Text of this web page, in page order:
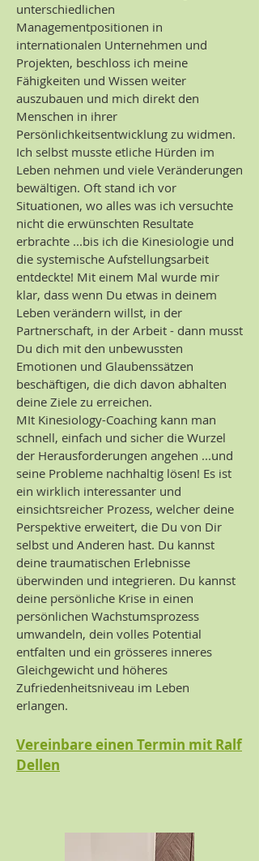
unterschiedlichen
Managementpositionen in
internationalen Unternehmen und
Projekten, beschloss ich meine
Fähigkeiten und Wissen weiter
auszubauen und mich direkt den
Menschen in ihrer
Persönlichkeitsentwicklung zu widmen.
Ich selbst musste etliche Hürden im
Leben nehmen und viele Veränderungen
bewältigen. Oft stand ich vor
Situationen, wo alles was ich versuchte
nicht die erwünschten Resultate
erbrachte ...bis ich die Kinesiologie und
die systemische Aufstellungsarbeit
entdeckte! Mit einem Mal wurde mir
klar, dass wenn Du etwas in deinem
Leben verändern willst, in der
Partnerschaft, in der Arbeit - dann musst
Du dich mit den unbewussten
Emotionen und Glaubenssätzen
beschäftigen, die dich davon abhalten
deine Ziele zu erreichen.
MIt Kinesiology-Coaching kann man
schnell, einfach und sicher die Wurzel
der Herausforderungen angehen ...und
seine Probleme nachhaltig lösen! Es ist
ein wirklich interessanter und
einsichtsreicher Prozess, welcher deine
Perspektive erweitert, die Du von Dir
selbst und Anderen hast. Du kannst
deine traumatischen Erlebnisse
überwinden und integrieren. Du kannst
deine persönliche Krise in einen
persönlichen Wachstumsprozess
umwandeln, dein volles Potential
entfalten und ein grösseres inneres
Gleichgewicht und höheres
Zufriedenheitsniveau im Leben
erlangen.
Vereinbare einen Termin mit Ralf
Dellen